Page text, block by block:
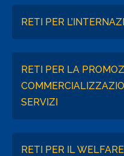
RETI PER
RETI PER LA
SERVIZI
RETI PER IL WELFARE